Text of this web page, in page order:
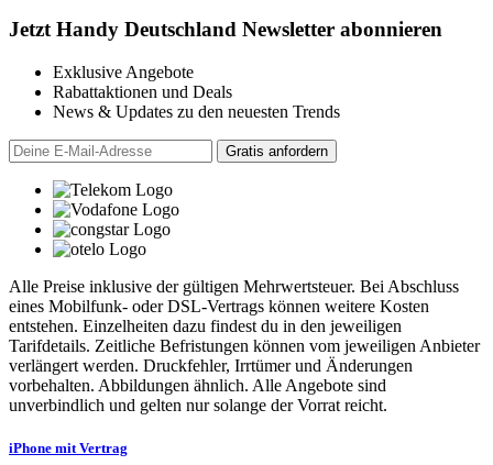
Jetzt Handy Deutschland Newsletter abonnieren
Exklusive Angebote
Rabattaktionen und Deals
News & Updates zu den neuesten Trends
Alle Preise inklusive der gültigen Mehrwertsteuer. Bei Abschluss
eines Mobilfunk- oder DSL-Vertrags können weitere Kosten
entstehen. Einzelheiten dazu findest du in den jeweiligen
Tarifdetails. Zeitliche Befristungen können vom jeweiligen Anbieter
verlängert werden. Druckfehler, Irrtümer und Änderungen
vorbehalten. Abbildungen ähnlich. Alle Angebote sind
unverbindlich und gelten nur solange der Vorrat reicht.
iPhone mit Vertrag